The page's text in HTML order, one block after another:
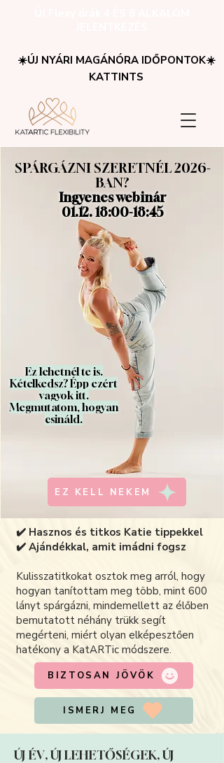
☀️ÚJ NYÁRI MAGÁNÓRA IDŐPONTOK☀️
KATTINTS
Ez lehetnél te is.
Kételkedsz? Épp ezért
vagyok itt.
Megmutatom, hogyan
csináld.
EZ KELL NEKEM
SPÁRGÁZNI SZERETNÉL 2026-
BAN?
Ingyenes webinár
01.12. 18:00-18:45
✔️ Hasznos és titkos Katie tippekkel
✔️ Ajándékkal, amit imádni fogsz
Kulisszatitkokat osztok meg arról, hogy
hogyan tanítottam meg több, mint 600
lányt spárgázni, mindemellett az élőben
bemutatott néhány trükk segít
megérteni, miért olyan elképesztően
hatékony a KatARTic módszere.
BIZTOSAN JÖVÖK
ISMERJ MEG
ÚJ ÉV, ÚJ LEHETŐSÉGEK, ÚJ